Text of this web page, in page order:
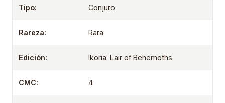
Tipo: Conjuro
Rareza: Rara
Edición: Ikoria: Lair of Behemoths
CMC: 4